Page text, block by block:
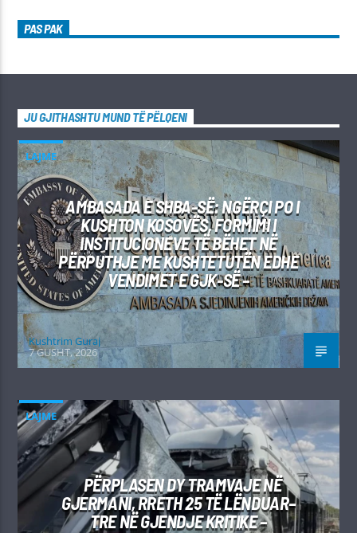
PAS PAK
JU GJITHASHTU MUND TË PËLQENI
LAJME
AMBASADA E SHBA-SË: NGËRÇI PO I
KUSHTON KOSOVËS, FORMIMI I
INSTITUCIONEVE TË BËHET NË
PËRPUTHJE ME KUSHTETUTËN EDHE
VENDIMET E GJK-SË –
Kushtrim Guraj
7 GUSHT, 2026
LAJME
PËRPLASEN DY TRAMVAJE NË
GJERMANI, RRETH 25 TË LËNDUAR–
TRE NË GJENDJE KRITIKE –